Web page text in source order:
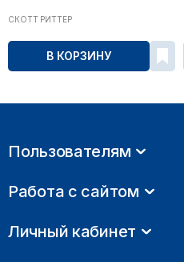
СКОТТ РИТТЕР
В КОРЗИНУ
Пользователям
Работа с сайтом
Личный кабинет